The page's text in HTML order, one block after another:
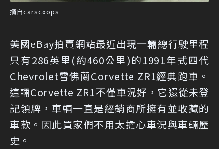
摘自carscoops
美國eBay拍賣網站最近出現一輛總行駛里程
只有286英里(約460公里)的1991年式四代
Chevrolet雪佛蘭Corvette ZR1經典跑車。
這輛Corvette ZR1不僅車況好，它還從未登
記領牌，車輛一直是經銷商所擁有並收藏的
車款。因此買家們不用太擔心車況與車輛歷
史。